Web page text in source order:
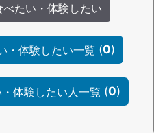
たい・体験したい
・体験したい一覧 (0)
体験したい人一覧 (0)